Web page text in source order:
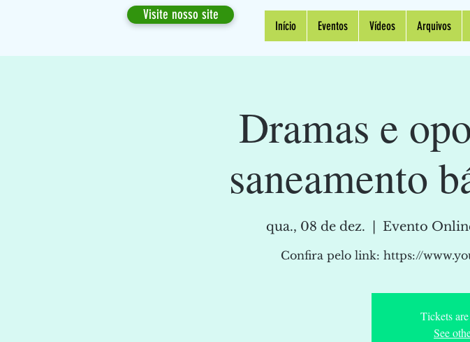
Visite nosso site
Início Eventos Vídeos Arquivos
Dramas e
saneamento
qua., 08 de dez. Evento
Confira pelo link: https://
Tickets
See